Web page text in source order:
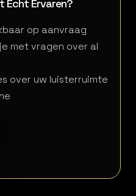
Echt Ervaren?
op aanvraag
met vragen over al
over uw luisterruimte